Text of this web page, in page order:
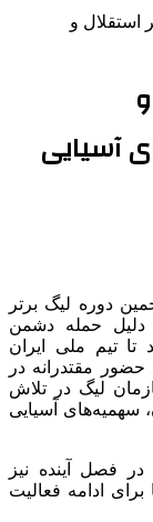
و
آسیایی
دوره لیگ برتر
دلیل حمله دشمن
تیم ملی ایران
حضور مقتدرانه در
سازمان لیگ در تلاش
سهمیه‌های آسیایی
در فصل آینده نیز
ادامه فعالیت